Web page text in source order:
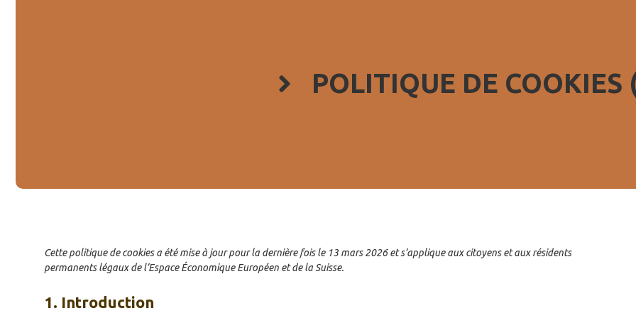
POLITIQUE DE COOKIES
Cette politique de cookies a été mise à jour pour la dernière fois le 13 mars 2026 et s’applique aux citoyens et aux résidents
permanents légaux de l’Espace Économique Européen et de la Suisse.
1. Introduction